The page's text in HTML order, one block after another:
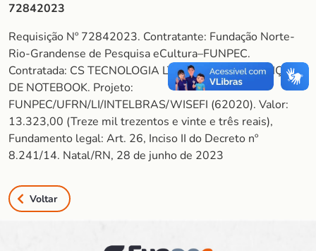
72842023
Requisição Nº 72842023. Contratante: Fundação Norte-
Rio-Grandense de Pesquisa eCultura–FUNPEC.
Contratada: CS TECNOLOGIA LTDA. Objeto: AQUISIÇÃO
DE NOTEBOOK. Projeto:
FUNPEC/UFRN/LI/INTELBRAS/WISEFI (62020). Valor:
13.323,00 (Treze mil trezentos e vinte e três reais),
Fundamento legal: Art. 26, Inciso II do Decreto nº
8.241/14. Natal/RN, 28 de junho de 2023
Voltar